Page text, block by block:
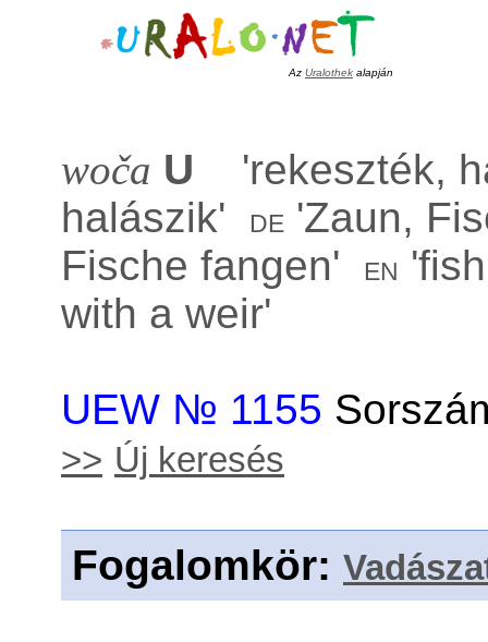
Az Uralothek alapján
woča U 'rekeszték,
halászik' de 'Zaun,
Fische fangen' en '
with a weir'
UEW № 1155
>> Új keresés
Fogalomkör: